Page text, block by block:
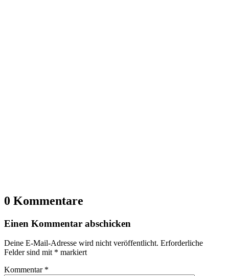
0 Kommentare
Einen Kommentar abschicken
Deine E-Mail-Adresse wird nicht veröffentlicht. Erforderliche
Felder sind mit * markiert
Kommentar *